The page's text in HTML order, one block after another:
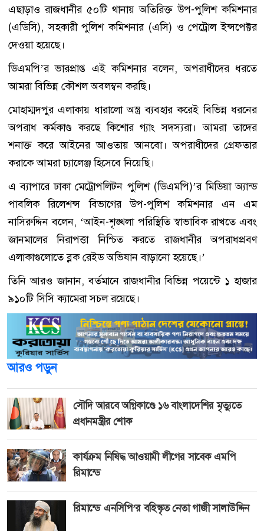
এছাড়াও রাজধানীর ৫০টি থানায় অতিরিক্ত উপ-পুলিশ কমিশনার
(এডিসি), সহকারী পুলিশ কমিশনার (এসি) ও পেট্রোল ইন্সপেক্টর
দেওয়া হয়েছে।
ডিএমপি’র ভারপ্রাপ্ত এই কমিশনার বলেন, অপরাধীদের ধরতে
আমরা বিভিন্ন কৌশল অবলম্বন করছি।
মোহাম্মদপুর এলাকায় ধারালো অস্ত্র ব্যবহার করেই বিভিন্ন ধরনের
অপরাধ কর্মকাণ্ড করছে কিশোর গ্যাং সদস্যরা। আমরা তাদের
শনাক্ত করে আইনের আওতায় আনবো। অপরাধীদের গ্রেফতার
করাকে আমরা চ্যালেঞ্জ হিসেবে নিয়েছি।
এ ব্যাপারে ঢাকা মেট্রোপলিটন পুলিশ (ডিএমপি)’র মিডিয়া অ্যান্ড
পাবলিক রিলেশন্স বিভাগের উপ-পুলিশ কমিশনার এন এম
নাসিরুদ্দিন বলেন, ‘আইন-শৃঙ্খলা পরিস্থিতি স্বাভাবিক রাখতে এবং
জানমালের নিরাপত্তা নিশ্চিত করতে রাজধানীর অপরাধপ্রবণ
এলাকাগুলোতে ব্লক রেইড অভিযান বাড়ানো হয়েছে।’
তিনি আরও জানান, বর্তমানে রাজধানীর বিভিন্ন পয়েন্টে ১ হাজার
৯১০টি সিসি ক্যামেরা সচল রয়েছে।
আরও পড়ুন
সৌদি আরবে অগ্নিকাণ্ডে ১৬ বাংলাদেশির মৃত্যুতে
প্রধানমন্ত্রীর শোক
কার্যক্রম নিষিদ্ধ আওয়ামী লীগের সাবেক এমপি
রিমান্ডে
রিমান্ডে এনসিপি’র বহিস্কৃত নেতা গাজী সালাউদ্দিন